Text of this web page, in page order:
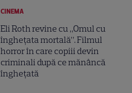
CINEMA
Eli Roth revine cu „Omul cu
înghețata mortală”. Filmul
horror în care copiii devin
criminali după ce mănâncă
înghețată